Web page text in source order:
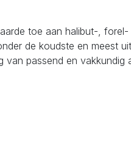
toe aan halibut-,
de koudste en meest
passend en vakkundig